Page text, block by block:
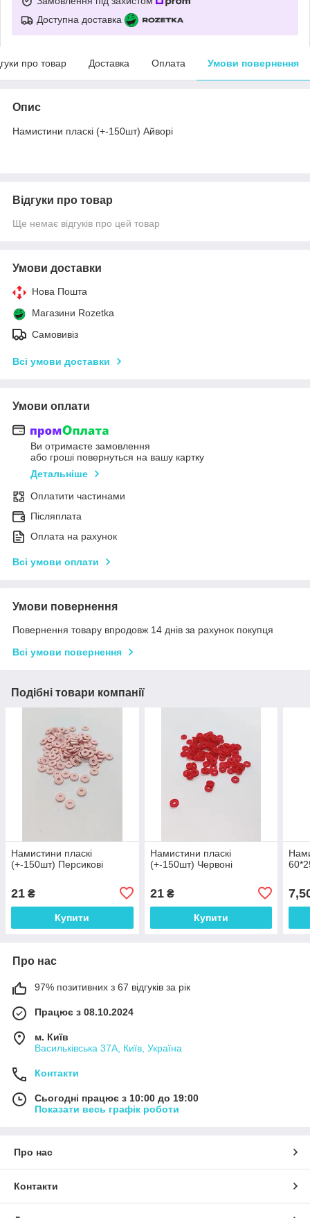
Доступна доставка
про товар Доставка Оплата Умови повернення
Опис
Намистини пласкі (+-150шт) Айворі
Відгуки про товар
Ще немає відгуків про цей товар
Умови доставки
Нова Пошта
Магазини Rozetka
Самовивіз
Всі умови доставки
Умови оплати
Ви отримаєте замовлення
або гроші повернуться на вашу картку
Детальніше
Оплатити частинами
Післяплата
Оплата на рахунок
Всі умови оплати
Умови повернення
Повернення товару впродовж 14 днів за рахунок покупця
Всі умови повернення
Подібні товари компанії
Намистини пласкі
(+-150шт) Персикові
21 ₴
Купити
Намистини пласкі
(+-150шт) Червоні
21₴
Купити
Про нас
97% позитивних з 67 відгуків за рік
Працює з 08.10.2024
м. Київ
Васильківська 37А, Київ, Україна
Контакти
Сьогодні працює з 10:00 до 19:00
Показати весь графік роботи
Про нас
Контакти